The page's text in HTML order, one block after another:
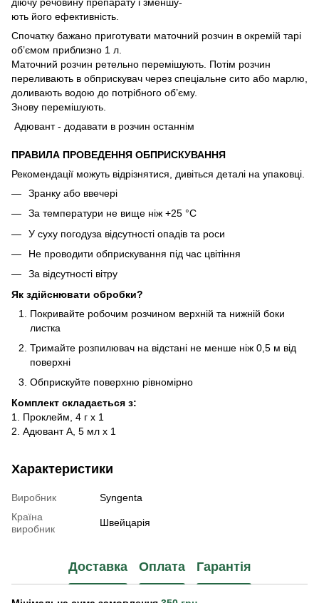
ють його ефективність.
Спочатку бажано приготувати маточний розчин в окремій тарі
об’ємом приблизно 1 л.
Маточний розчин ретельно перемішують. Потім розчин
переливають в обприскувач через спеціальне сито або марлю,
доливають водою до потрібного об’єму.
Знову перемішують.
Адювант - додавати в розчин останнім
ПРАВИЛА ПРОВЕДЕННЯ ОБПРИСКУВАННЯ
Рекомендації можуть відрізнятися, дивіться деталі на упаковці.
Зранку або ввечері
За температури не вище ніж +25 °С
У суху погодуза відсутності опадів та роси
Не проводити обприскування під час цвітіння
За відсутності вітру
Як здійснювати обробки?
Покривайте робочим розчином верхній та нижній боки
листка
Тримайте розпилювач на відстані не менше ніж 0,5 м від
поверхні
Обприскуйте поверхню рівномірно
Комплект складається з:
1. Проклейм, 4 г х 1
2. Адювант А, 5 мл х 1
Характеристики
Виробник
Syngenta
Країна
виробник
Швейцарія
Доставка Оплата Гарантія